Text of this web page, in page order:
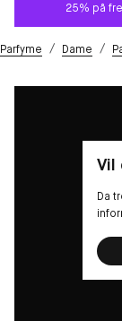
25% på
Parfyme / Dame /
Vil
Da